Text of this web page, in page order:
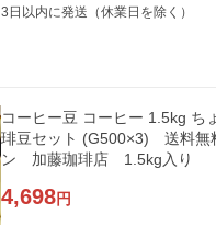
3日以内に発送（休業日を除く）
コーヒー豆 コーヒー 1.5kg ち
琲豆セット (G500×3) 送料
ン 加藤珈琲店 1.5kg入り
4,698円